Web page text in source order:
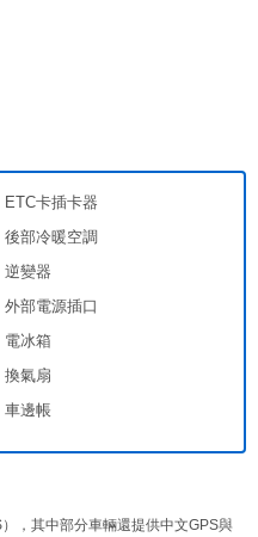
ETC卡插卡器
後部冷暖空調
逆變器
外部電源插口
電冰箱
換氣扇
車邊帳
，其中部分車輛還提供中文GPS與